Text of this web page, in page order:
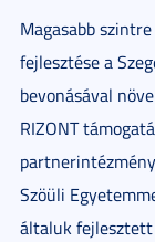
Magasabb
fejlesztése a
bevonásával
RIZONT
Szöüli
általuk